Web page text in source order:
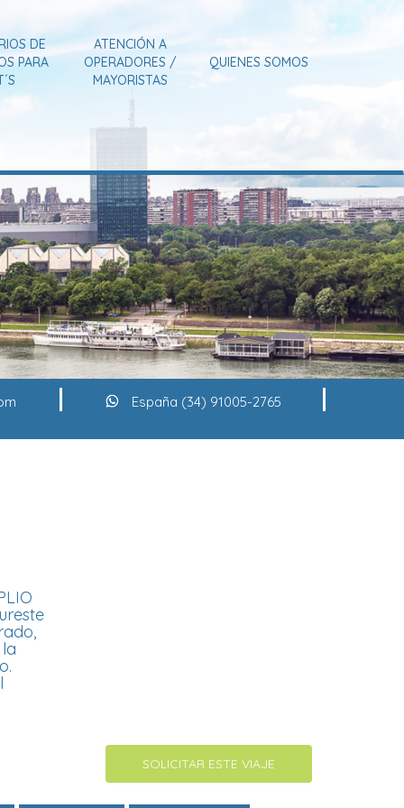
DE
PARA
ATENCIÓN A
OPERADORES /
MAYORISTAS
QUIENES SOMOS
España (34) 91005-2765
SOLICITAR ESTE VIAJE